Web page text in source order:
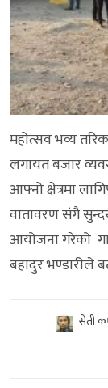
महोत्सव भव्य
लगायत बजार
आफ्नो क्षेत्रमा
वातावरण संगै
आयोजना गरेको
बहादुर भण्डारीले
सेती